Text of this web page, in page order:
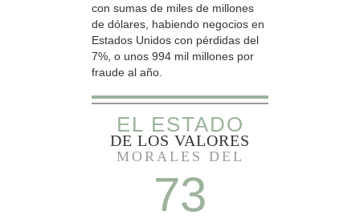
con sumas de miles de millones
de dólares, habiendo negocios en
Estados Unidos con pérdidas del
7%, o unos 994 mil millones por
fraude al año.
EL ESTADO
DE LOS VALORES
MORALES DEL
73